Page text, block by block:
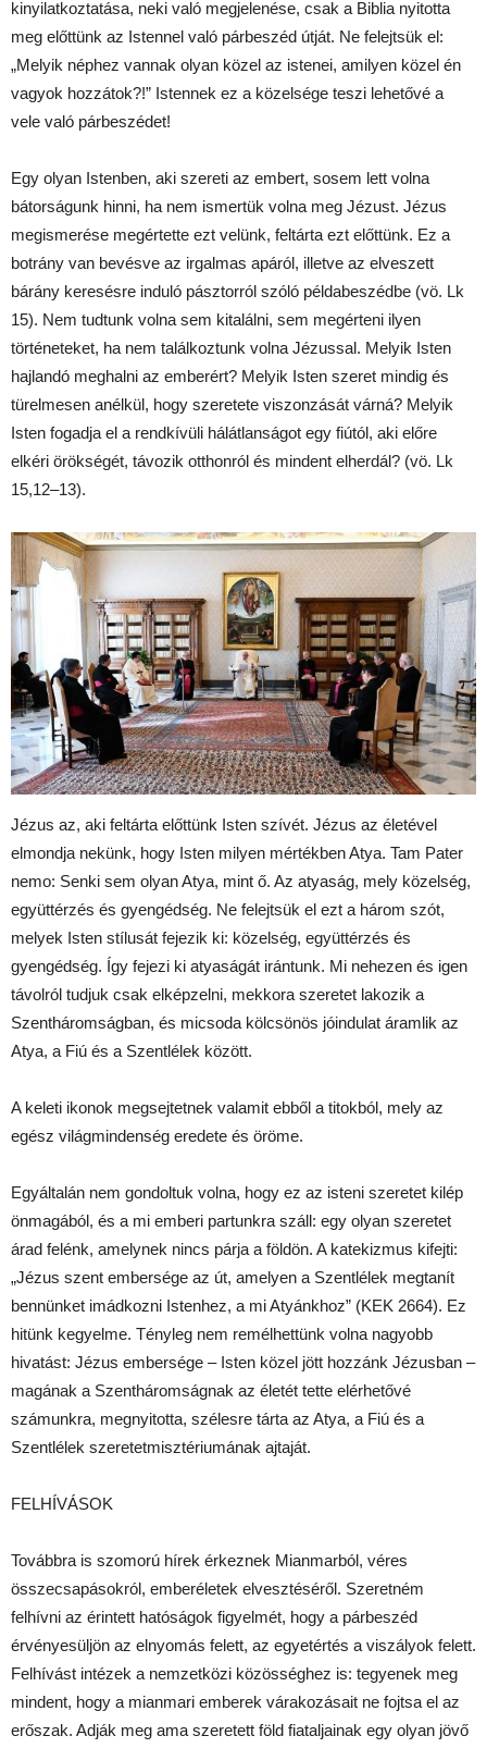
kinyilatkoztatása, neki való megjelenése, csak a Biblia nyitotta
meg előttünk az Istennel való párbeszéd útját. Ne felejtsük el:
„Melyik néphez vannak olyan közel az istenei, amilyen közel én
vagyok hozzátok?!” Istennek ez a közelsége teszi lehetővé a
vele való párbeszédet!
Egy olyan Istenben, aki szereti az embert, sosem lett volna
bátorságunk hinni, ha nem ismertük volna meg Jézust. Jézus
megismerése megértette ezt velünk, feltárta ezt előttünk. Ez a
botrány van bevésve az irgalmas apáról, illetve az elveszett
bárány keresésre induló pásztorról szóló példabeszédbe (vö. Lk
15). Nem tudtunk volna sem kitalálni, sem megérteni ilyen
történeteket, ha nem találkoztunk volna Jézussal. Melyik Isten
hajlandó meghalni az emberért? Melyik Isten szeret mindig és
türelmesen anélkül, hogy szeretete viszonzását várná? Melyik
Isten fogadja el a rendkívüli hálátlanságot egy fiútól, aki előre
elkéri örökségét, távozik otthonról és mindent elherdál? (vö. Lk
15,12–13).
Jézus az, aki feltárta előttünk Isten szívét. Jézus az életével
elmondja nekünk, hogy Isten milyen mértékben Atya. Tam Pater
nemo: Senki sem olyan Atya, mint ő. Az atyaság, mely közelség,
együttérzés és gyengédség. Ne felejtsük el ezt a három szót,
melyek Isten stílusát fejezik ki: közelség, együttérzés és
gyengédség. Így fejezi ki atyaságát irántunk. Mi nehezen és igen
távolról tudjuk csak elképzelni, mekkora szeretet lakozik a
Szentháromságban, és micsoda kölcsönös jóindulat áramlik az
Atya, a Fiú és a Szentlélek között.
A keleti ikonok megsejtetnek valamit ebből a titokból, mely az
egész világmindenség eredete és öröme.
Egyáltalán nem gondoltuk volna, hogy ez az isteni szeretet kilép
önmagából, és a mi emberi partunkra száll: egy olyan szeretet
árad felénk, amelynek nincs párja a földön. A katekizmus kifejti:
„Jézus szent embersége az út, amelyen a Szentlélek megtanít
bennünket imádkozni Istenhez, a mi Atyánkhoz” (KEK 2664). Ez
hitünk kegyelme. Tényleg nem remélhettünk volna nagyobb
hivatást: Jézus embersége – Isten közel jött hozzánk Jézusban –
magának a Szentháromságnak az életét tette elérhetővé
számunkra, megnyitotta, szélesre tárta az Atya, a Fiú és a
Szentlélek szeretetmisztériumának ajtaját.
FELHÍVÁSOK
Továbbra is szomorú hírek érkeznek Mianmarból, véres
összecsapásokról, emberéletek elvesztéséről. Szeretném
felhívni az érintett hatóságok figyelmét, hogy a párbeszéd
érvényesüljön az elnyomás felett, az egyetértés a viszályok felett.
Felhívást intézek a nemzetközi közösséghez is: tegyenek meg
mindent, hogy a mianmari emberek várakozásait ne fojtsa el az
erőszak. Adják meg ama szeretett föld fiataljainak egy olyan jövő